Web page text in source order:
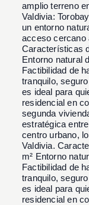
amplio terreno
Valdivia:
un entorno
acceso cercano
Características
Entorno natural
Factibilidad de
tranquilo,
es ideal para
residencial en
segunda
estratégica
centro urbano,
Valdivia.
m² Entorno
Factibilidad de
tranquilo,
es ideal para
residencial en